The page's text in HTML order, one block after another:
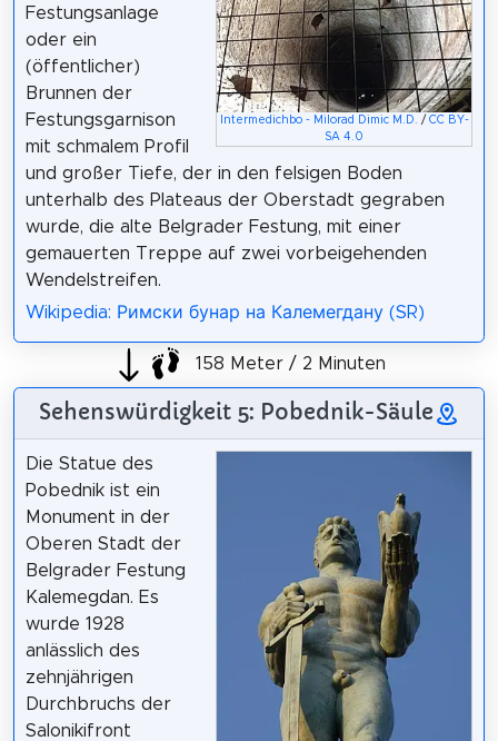
Intermedichbo - Milorad Dimic M.D. / CC BY-
SA 4.0
Festungsanlage
oder ein
(öffentlicher)
Brunnen der
Festungsgarnison
mit schmalem Profil
und großer Tiefe, der in den felsigen Boden
unterhalb des Plateaus der Oberstadt gegraben
wurde, die alte Belgrader Festung, mit einer
gemauerten Treppe auf zwei vorbeigehenden
Wendelstreifen.
Wikipedia: Римски бунар на Калемегдану (SR)
158 Meter / 2 Minuten
Sehenswürdigkeit 5: Pobednik-Säule
Die Statue des
Pobednik ist ein
Monument in der
Oberen Stadt der
Belgrader Festung
Kalemegdan. Es
wurde 1928
anlässlich des
zehnjährigen
Durchbruchs der
Salonikifront